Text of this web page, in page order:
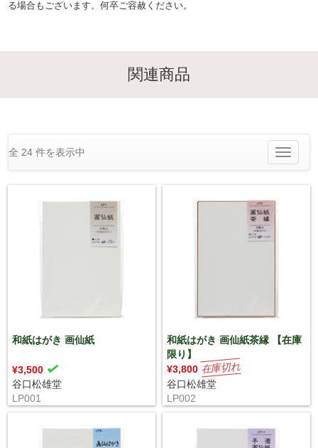
る場合もございます。何卒ご容赦ください。
関連商品
Toggle
全 24 件を表示中
和紙はがき 画仙紙
¥3,500
谷口松雄堂
LP001
和紙はがき 画仙紙茶縁 【在庫
限り】
¥3,800
谷口松雄堂
LP002